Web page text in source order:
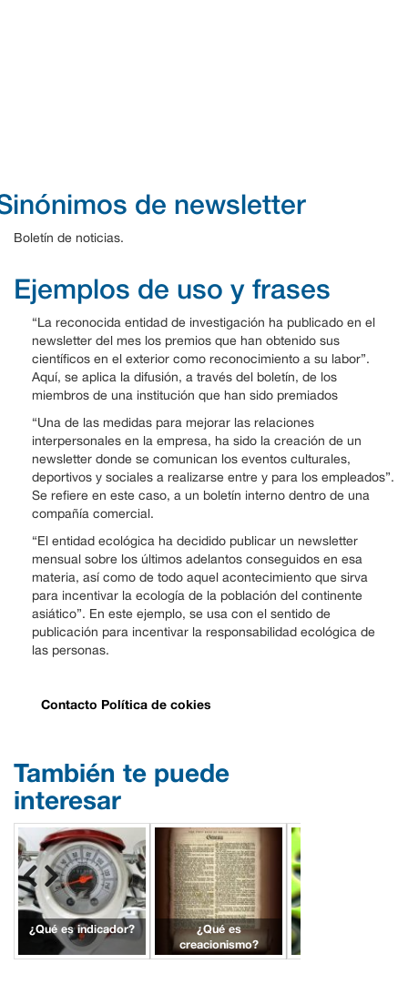
de newsletter
Boletín de noticias.
Ejemplos de uso y frases
“La reconocida entidad de investigación ha publicado en el
newsletter del mes los premios que han obtenido sus
científicos en el exterior como reconocimiento a su labor”.
Aquí, se aplica la difusión, a través del boletín, de los
miembros de una institución que han sido premiados
“Una de las medidas para mejorar las relaciones
interpersonales en la empresa, ha sido la creación de un
newsletter donde se comunican los eventos culturales,
deportivos y sociales a realizarse entre y para los empleados”.
Se refiere en este caso, a un boletín interno dentro de una
compañía comercial.
“El entidad ecológica ha decidido publicar un newsletter
mensual sobre los últimos adelantos conseguidos en esa
materia, así como de todo aquel acontecimiento que sirva
para incentivar la ecología de la población del continente
asiático”. En este ejemplo, se usa con el sentido de
publicación para incentivar la responsabilidad ecológica de
las personas.
Contacto Política de cokies
También te puede
interesar
¿Qué es indicador?
¿Qué es
creacionismo?